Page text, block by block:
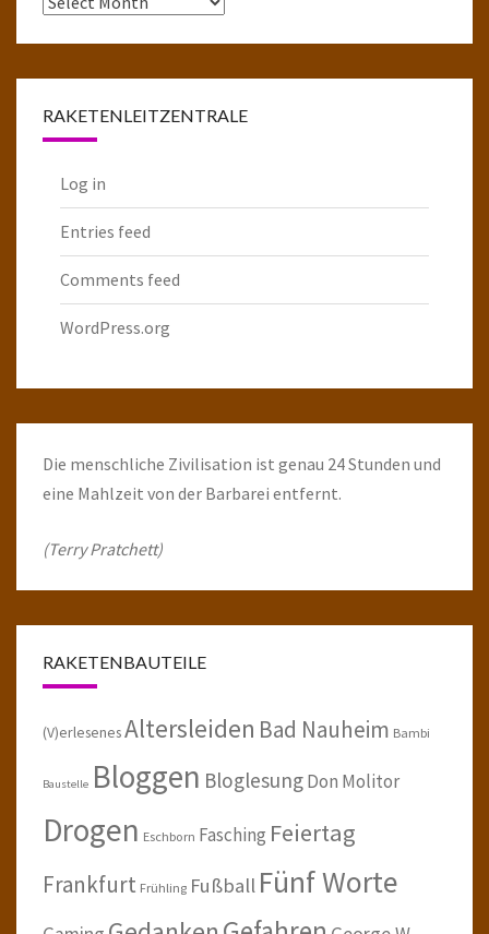
RAKETENLEITZENTRALE
Log in
Entries feed
Comments feed
WordPress.org
Die menschliche Zivilisation ist genau 24 Stunden und
eine Mahlzeit von der Barbarei entfernt.
(Terry Pratchett)
RAKETENBAUTEILE
(V)erlesenesAltersleiden Bad Nauheim Bambi
Baustelle Bloggen BloglesungDon Molitor
Drogen Eschborn Fasching Feiertag
Frankfurt Frühling Fußball Fünf Worte